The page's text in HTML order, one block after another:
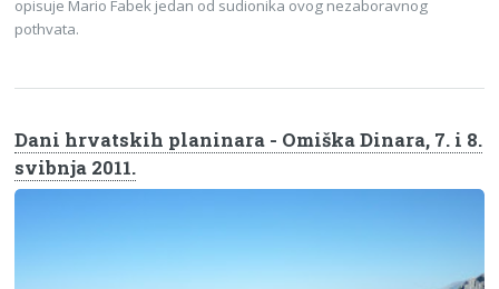
opisuje Mario Fabek jedan od sudionika ovog nezaboravnog
pothvata.
Dani hrvatskih planinara - Omiška Dinara, 7. i 8.
svibnja 2011.